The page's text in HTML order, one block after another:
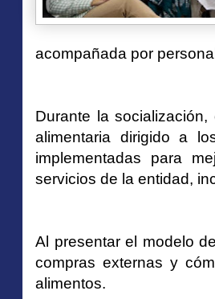
acompañada por
Durante la
alimentaria dirigido a
implementadas para
servicios de la entidad,
Al presentar el modelo
compras externas y
alimentos.